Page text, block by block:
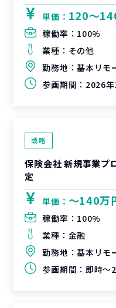
単価： 120〜
稼働率： 100%
業種： その他
勤務地：基本リモ
参画期間： 2026
戦略
保険会社 新規事業プ
定
単価： 〜140万
稼働率： 100%
業種： 金融
勤務地：基本リモ
参画期間： 即時～